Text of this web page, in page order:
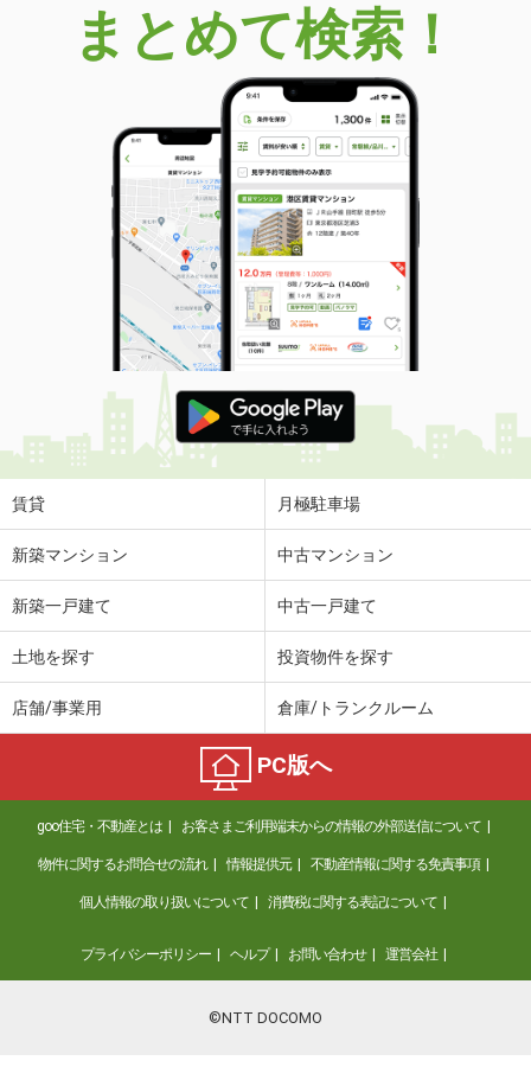
まとめて検索！
賃貸 月極駐車場
新築マンション 中古マンション
新築一戸建て 中古一戸建て
土地を探す 投資物件を探す
店舗/事業用 倉庫/トランクルーム
PC版へ
goo住宅・不動産とは お客さまご利用端末からの情報の外部送信について
物件に関するお問合せの流れ 情報提供元 不動産情報に関する免責事項
個人情報の取り扱いについて 消費税に関する表記について
プライバシーポリシー ヘルプ お問い合わせ 運営会社
©NTT DOCOMO